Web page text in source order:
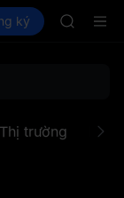
Futures
ký
ACE
trường